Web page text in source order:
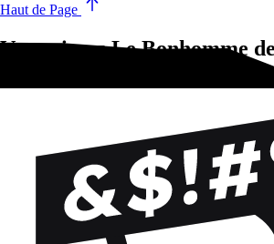
Haut de Page
Vous aimez Le Bonhomme